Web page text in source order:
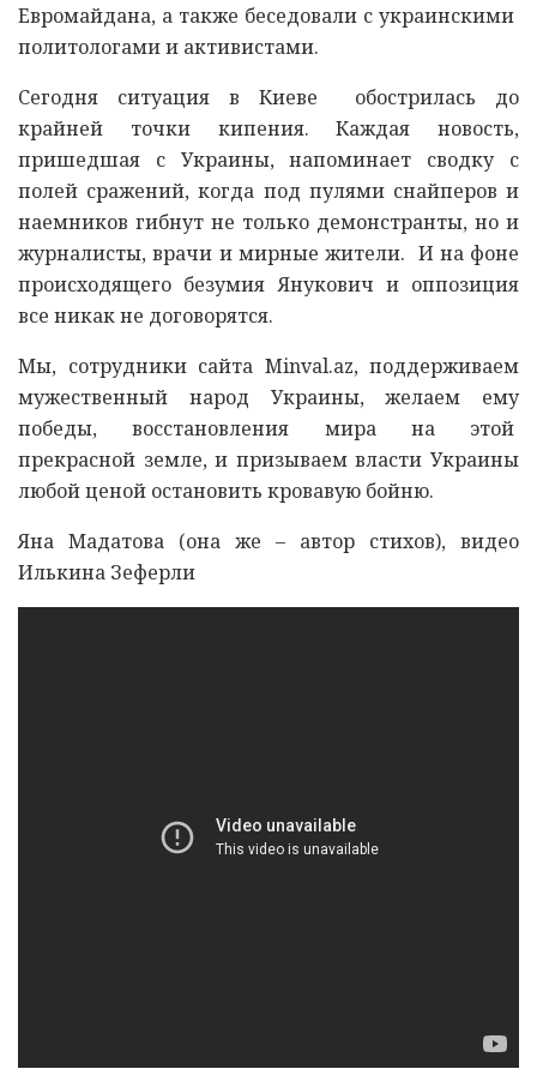
Евромайдана, а также беседовали с украинскими
политологами и активистами.
Сегодня ситуация в Киеве обострилась до
крайней точки кипения. Каждая новость,
пришедшая с Украины, напоминает сводку с
полей сражений, когда под пулями снайперов и
наемников гибнут не только демонстранты, но и
журналисты, врачи и мирные жители. И на фоне
происходящего безумия Янукович и оппозиция
все никак не договорятся.
Мы, сотрудники сайта Minval.az, поддерживаем
мужественный народ Украины, желаем ему
победы, восстановления мира на этой
прекрасной земле, и призываем власти Украины
любой ценой остановить кровавую бойню.
Яна Мадатова (она же – автор стихов), видео
Илькина Зеферли